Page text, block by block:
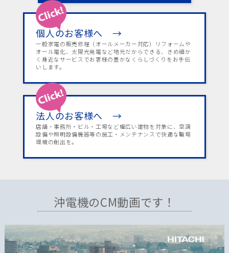
個人のお客様へ →
一般家電の販売修理（オールメーカー対応）リフォームや
オール電化、太陽光発電など地元だからできる、きめ細か
く身近なサービスでお客様の豊かなくらしづくりをお手伝
いします。
法人のお客様へ →
店舗・事務所・ビル・工場など幅広い建物を対象に、空調
設備や照明設備機器等の施工・メンテナンスで快適な職場
環境の創出を。
沖電機のCM動画です！